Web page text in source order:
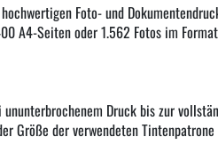
Foto- und
A4-Seiten oder 1.562 Fotos im
Druck bis zur
Größe der verwendeten